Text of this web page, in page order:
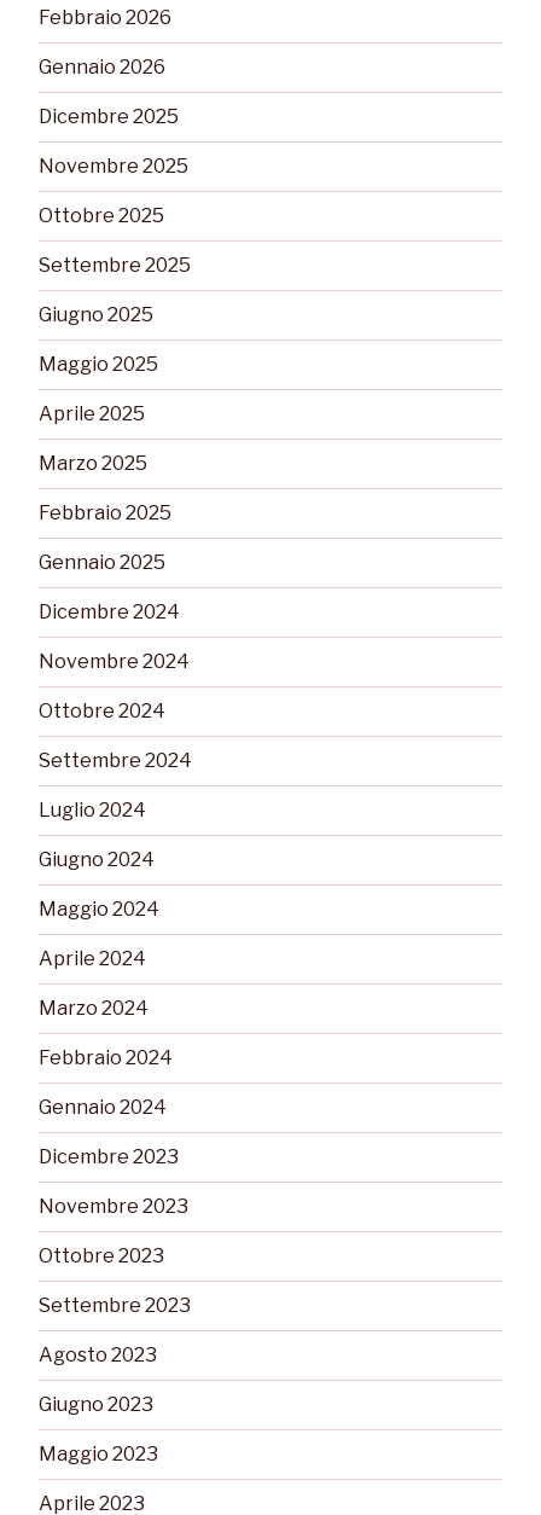
Febbraio 2026
Gennaio 2026
Dicembre 2025
Novembre 2025
Ottobre 2025
Settembre 2025
Giugno 2025
Maggio 2025
Aprile 2025
Marzo 2025
Febbraio 2025
Gennaio 2025
Dicembre 2024
Novembre 2024
Ottobre 2024
Settembre 2024
Luglio 2024
Giugno 2024
Maggio 2024
Aprile 2024
Marzo 2024
Febbraio 2024
Gennaio 2024
Dicembre 2023
Novembre 2023
Ottobre 2023
Settembre 2023
Agosto 2023
Giugno 2023
Maggio 2023
Aprile 2023